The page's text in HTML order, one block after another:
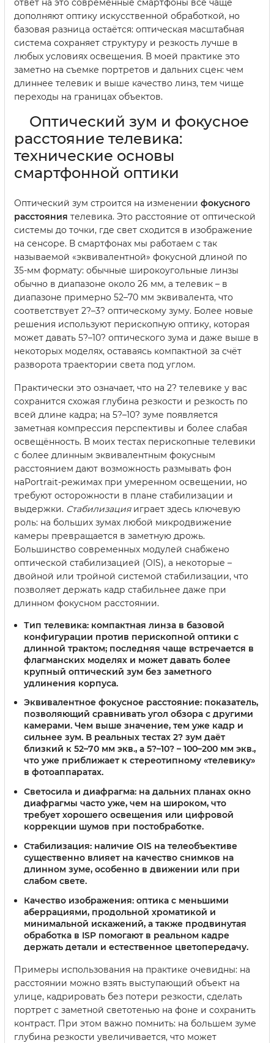
дополняют оптику искусственной обработкой, но
базовая разница остаётся: оптическая масштабная
система сохраняет структуру и резкость лучше в
любых условиях освещения. В моей практике это
заметно на съемке портретов и дальних сцен: чем
длиннее телевик и выше качество линз, тем чище
переходы на границах объектов.
Оптический зум и фокусное
расстояние телевика:
технические основы
смартфонной оптики
Оптический зум строится на изменении фокусного
расстояния телевика. Это расстояние от оптической
системы до точки, где свет сходится в изображение
на сенсоре. В смартфонах мы работаем с так
называемой «эквивалентной» фокусной длиной по
35-мм формату: обычные широкоугольные линзы
обычно в диапазоне около 26 мм, а телевик – в
диапазоне примерно 52–70 мм эквивалента, что
соответствует 2?–3? оптическому зуму. Более новые
решения используют перископную оптику, которая
может давать 5?–10? оптического зума и даже выше в
некоторых моделях, оставаясь компактной за счёт
разворота траектории света под углом.
Практически это означает, что на 2? телевике у вас
сохранится схожая глубина резкости и резкость по
всей длине кадра; на 5?–10? зуме появляется
заметная компрессия перспективы и более слабая
освещённость. В моих тестах перископные телевики
с более длинным эквивалентным фокусным
расстоянием дают возможность размывать фон
наPortrait-режимах при умеренном освещении, но
требуют осторожности в плане стабилизации и
выдержки. Стабилизацияиграет здесь ключевую
роль: на больших зумах любой микродвижение
камеры превращается в заметную дрожь.
Большинство современных модулей снабжено
оптической стабилизацией (OIS), а некоторые –
двойной или тройной системой стабилизации, что
позволяет держать кадр стабильнее даже при
длинном фокусном расстоянии.
Тип телевика: компактная линза в базовой
конфигурации против перископной оптики с
длинной трактом; последняя чаще встречается в
флагманских моделях и может давать более
крупный оптический зум без заметного
удлинения корпуса.
Эквивалентное фокусное расстояние: показатель,
позволяющий сравнивать угол обзора с другими
камерами. Чем выше значение, тем уже кадр и
сильнее зум. В реальных тестах 2? зум даёт
близкий к 52–70 мм экв., а 5?–10? – 100–200 мм экв.,
что уже приближает к стереотипному «телевику»
в фотоаппаратах.
Светосила и диафрагма: на дальних планах окно
диафрагмы часто уже, чем на широком, что
требует хорошего освещения или цифровой
коррекции шумов при постобработке.
Стабилизация: наличие OIS на телеобъективе
существенно влияет на качество снимков на
длинном зуме, особенно в движении или при
слабом свете.
Качество изображения: оптика с меньшими
аберрациями, продольной хроматикой и
минимальной искажений, а также продвинутая
обработка в ISP помогают в реальном кадре
держать детали и естественное цветопередачу.
Примеры использования на практике очевидны: на
расстоянии можно взять выступающий объект на
улице, кадрировать без потери резкости, сделать
портрет с заметной светотенью на фоне и сохранить
контраст. При этом важно помнить: на большем зуме
глубина резкости увеличивается, что может